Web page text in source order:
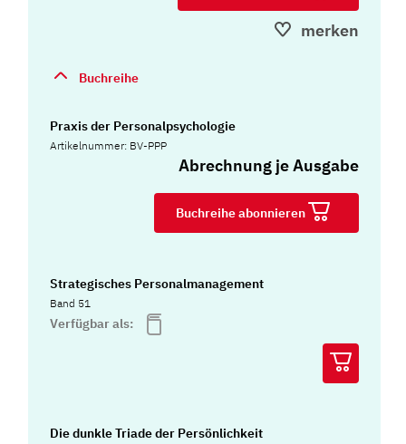
merken
Buchreihe
Praxis der Personalpsychologie
Artikelnummer: BV-PPP
Abrechnung je Ausgabe
Buchreihe abonnieren
Strategisches Personalmanagement
Band 51
Verfügbar als:
Die dunkle Triade der Persönlichkeit